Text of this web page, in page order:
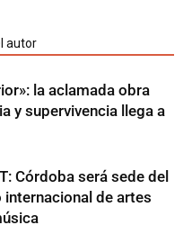
autor
la aclamada obra
y supervivencia llega a
Córdoba será sede del
de artes